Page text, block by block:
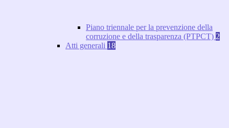
Piano triennale per la prevenzione della
corruzione e della trasparenza (PTPCT) 2
Atti generali 18